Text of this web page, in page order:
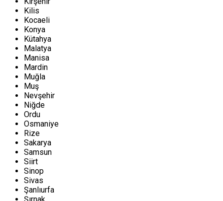
Kilis
Kocaeli
Konya
Kütahya
Malatya
Manisa
Mardin
Muğla
Muş
Nevşehir
Niğde
Ordu
Osmaniye
Rize
Sakarya
Samsun
Siirt
Sinop
Sivas
Şanlıurfa